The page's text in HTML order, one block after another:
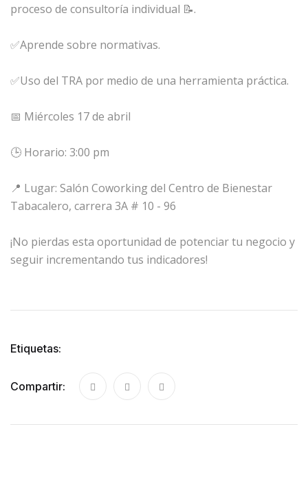
proceso de consultoría individual 📝.
✅Aprende sobre normativas.
✅Uso del TRA por medio de una herramienta práctica.
📅 Miércoles 17 de abril
🕒 Horario: 3:00 pm
📍 Lugar: Salón Coworking del Centro de Bienestar
Tabacalero, carrera 3A # 10 - 96
¡No pierdas esta oportunidad de potenciar tu negocio y
seguir incrementando tus indicadores!
Etiquetas:
Compartir: